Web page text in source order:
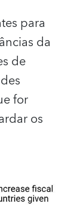
para
da
de
for
os